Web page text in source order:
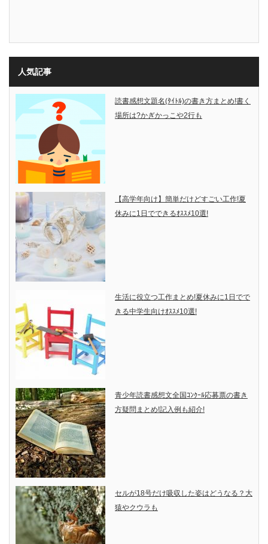
人気記事
読書感想文題名(ﾀｲﾄﾙ)の書き方まとめ!書く
場所は?かぎかっこや2行も
【高学年向け】簡単だけどすごい工作!夏
休みに1日でできるｵｽｽﾒ10選!
生活に役立つ工作まとめ!夏休みに1日でで
きる中学生向けｵｽｽﾒ10選!
青少年読書感想文全国ｺﾝｸｰﾙ応募票の書き
方疑問まとめ!記入例も紹介!
セルが18号だけ吸収した姿はどうなる？大
猿やクウラも